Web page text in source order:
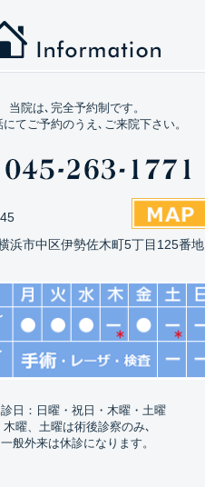
当院は､完全予約制です。
にてご予約のうえ､ご来院下さい。
浜市中区伊勢佐木町5丁目125番地
日：日曜・祝日・木曜・土曜
木曜、土曜は術後診察のみ､
一般外来は休診になります。